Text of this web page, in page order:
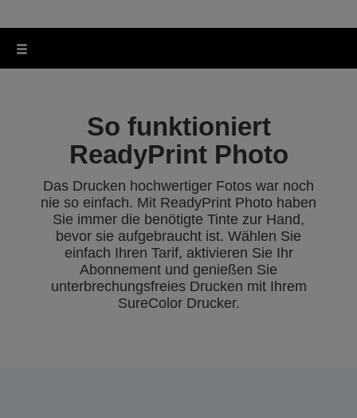
So funktioniert
ReadyPrint Photo
Das Drucken hochwertiger Fotos war noch
nie so einfach. Mit ReadyPrint Photo haben
Sie immer die benötigte Tinte zur Hand,
bevor sie aufgebraucht ist. Wählen Sie
einfach Ihren Tarif, aktivieren Sie Ihr
Abonnement und genießen Sie
unterbrechungsfreies Drucken mit Ihrem
SureColor Drucker.